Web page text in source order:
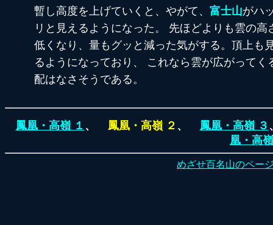
暫し高度を上げていくと、やがて、 富士山がハ
リと見えるようになった。 先ほどよりも雲の高
低くなり、量もグッと減った気がする。頂上も
るようになっており、 これなら雲が広がってく
配はなさそうである。
鳳凰・高嶺 １ 、 鳳凰・高嶺 ２ 、 鳳凰・高嶺 ３
凰・高
めざせ百名山のペー